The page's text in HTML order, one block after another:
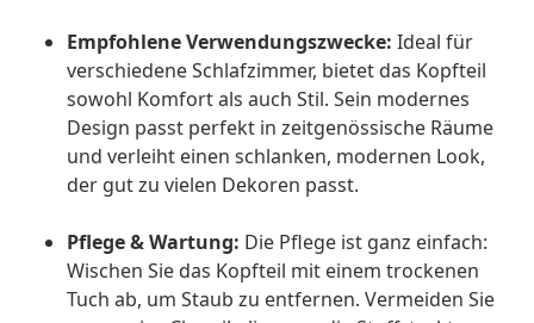
Empfohlene Verwendungszwecke: Ideal für
verschiedene Schlafzimmer, bietet das Kopfteil
sowohl Komfort als auch Stil. Sein modernes
Design passt perfekt in zeitgenössische Räume
und verleiht einen schlanken, modernen Look,
der gut zu vielen Dekoren passt.
Pflege & Wartung: Die Pflege ist ganz einfach:
Wischen Sie das Kopfteil mit einem trockenen
Tuch ab, um Staub zu entfernen. Vermeiden Sie